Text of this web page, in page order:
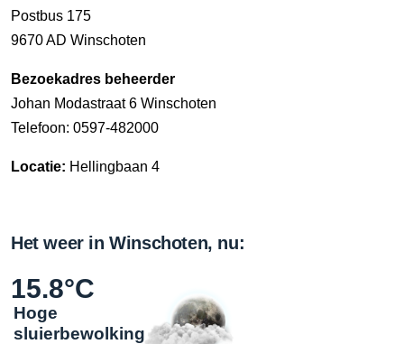
Postbus 175
9670 AD Winschoten
Bezoekadres beheerder
Johan Modastraat 6 Winschoten
Telefoon: 0597-482000
Locatie: Hellingbaan 4
Het weer in Winschoten, nu:
15.8°C
Hoge
sluierbewolking